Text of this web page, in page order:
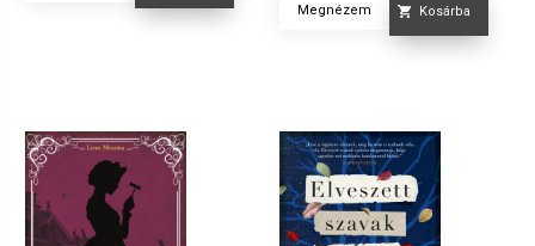
Megnézem Kosárba